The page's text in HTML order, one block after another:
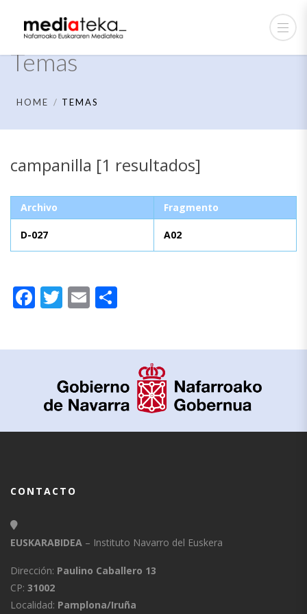
Temas
HOME TEMAS
campanilla [1 resultados]
Archivo Fragmento
D-027 A02
Facebook
Twitter
Email
CONTACTO
EUSKARABIDEA – Instituto Navarro del Euskera
Dirección: Paulino Caballero 13
CP: 31002
Localidad: Pamplona/Iruña